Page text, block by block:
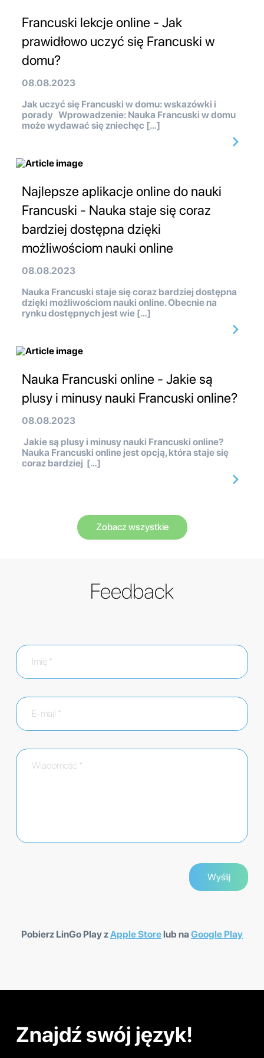
Francuski lekcje online - Jak
prawidłowo uczyć się Francuski w
domu?
08.08.2023
Jak uczyć się Francuski w domu: wskazówki i
porady Wprowadzenie: Nauka Francuski w domu
może wydawać się zniechęc […]
Najlepsze aplikacje online do nauki
Francuski - Nauka staje się coraz
bardziej dostępna dzięki
możliwościom nauki online
08.08.2023
Nauka Francuski staje się coraz bardziej dostępna
dzięki możliwościom nauki online. Obecnie na
rynku dostępnych jest wie […]
Nauka Francuski online - Jakie są
plusy i minusy nauki Francuski online?
08.08.2023
Jakie są plusy i minusy nauki Francuski online?
Nauka Francuski online jest opcją, która staje się
coraz bardziej […]
Zobacz wszystkie
Feedback
Pobierz LinGo Play zApple Storelub na Google Play
Znajdź swój język!